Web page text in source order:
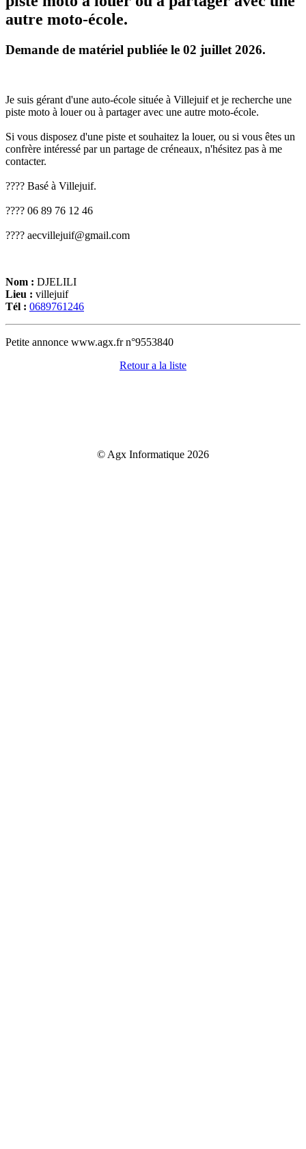
autre moto-école.
Demande de matériel publiée le 02 juillet 2026.
Je suis gérant d'une auto-école située à Villejuif et je recherche une
piste moto à louer ou à partager avec une autre moto-école.
Si vous disposez d'une piste et souhaitez la louer, ou si vous êtes un
confrère intéressé par un partage de créneaux, n'hésitez pas à me
contacter.
???? Basé à Villejuif.
???? 06 89 76 12 46
???? aecvillejuif@gmail.com
Nom : DJELILI
Lieu : villejuif
Tél : 0689761246
Petite annonce www.agx.fr n°9553840
Retour a la liste
© Agx Informatique 2026